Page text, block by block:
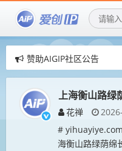
赞助AIGIP社区公告
爱创IP社区，用AI再创造
爱创IP社区，招募社区新
上海衡山路绿
花禅
#
海衡山路绿荫绵